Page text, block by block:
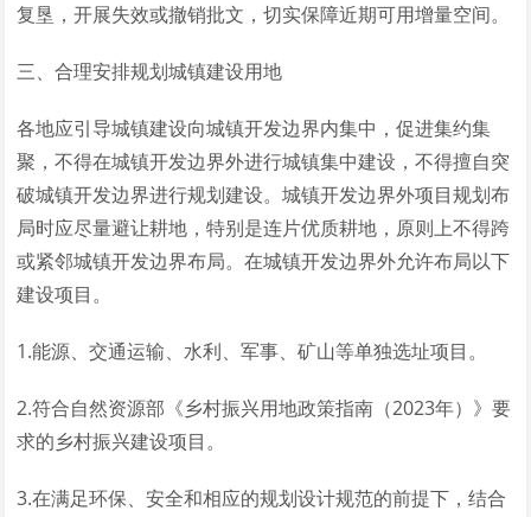
复垦，开展失效或撤销批文，切实保障近期可用增量空间。
三、合理安排规划城镇建设用地
各地应引导城镇建设向城镇开发边界内集中，促进集约集
聚，不得在城镇开发边界外进行城镇集中建设，不得擅自突
破城镇开发边界进行规划建设。城镇开发边界外项目规划布
局时应尽量避让耕地，特别是连片优质耕地，原则上不得跨
或紧邻城镇开发边界布局。在城镇开发边界外允许布局以下
建设项目。
1.能源、交通运输、水利、军事、矿山等单独选址项目。
2.符合自然资源部《乡村振兴用地政策指南（2023年）》要
求的乡村振兴建设项目。
3.在满足环保、安全和相应的规划设计规范的前提下，结合